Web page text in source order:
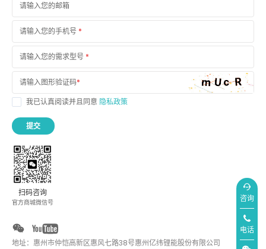
扫码咨询
官方商城微信号
请输入您的邮箱
请输入您的手机号 *
请输入您的需求型号 *
请输入图形验证码*
我已认真阅读并且同意 隐私政策
提交
地址：惠州市仲恺高新区惠风七路38号惠州亿纬锂能股份有限公司
咨询
电话